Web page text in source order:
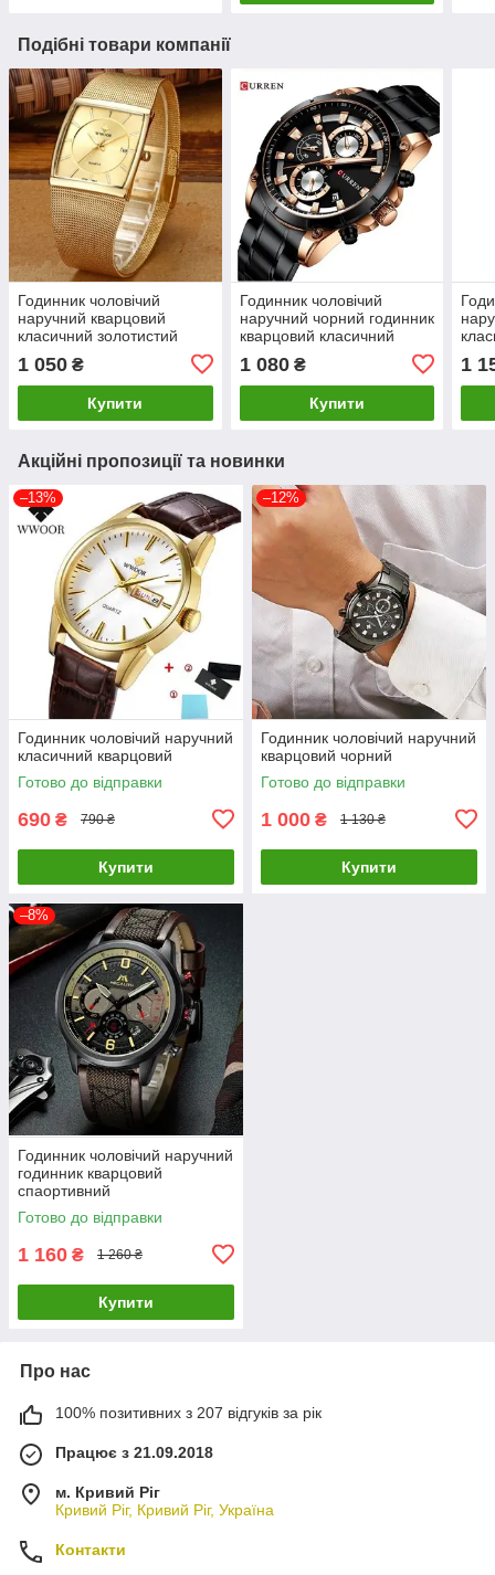
Подібні товари компанії
Годинник чоловічий
наручний кварцовий
класичний золотистий
1 050 ₴
Купити
Годинник чоловічий
наручний чорний годинник
кварцовий класичний
1 080₴
Купити
1
Акційні пропозиції та новинки
–13%
Годинник чоловічий наручний
класичний кварцовий
Готово до відправки
690 ₴ 790 ₴
Купити
–12%
Годинник чоловічий наручний
кварцовий чорний
Готово до відправки
1 000 ₴ 1 130 ₴
Купити
–8%
Годинник чоловічий наручний
годинник кварцовий
спаортивний
Готово до відправки
1 160 ₴ 1 260 ₴
Купити
Про нас
100% позитивних з 207 відгуків за рік
Працює з 21.09.2018
м. Кривий Ріг
Кривий Ріг, Кривий Ріг, Україна
Контакти